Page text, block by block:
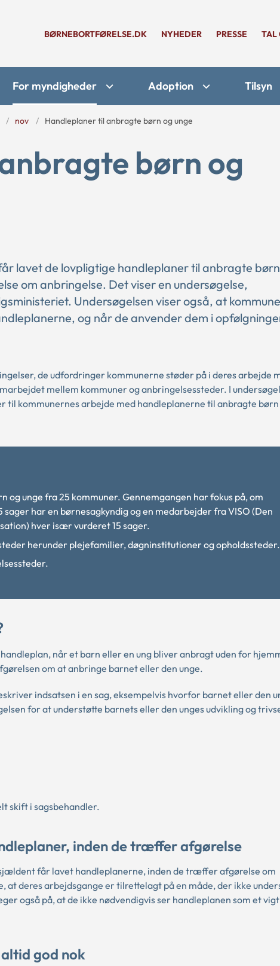
BØRNEBORTFØRELSE.DK NYHEDER PRESSE TAL
For myndigheder Adoption Tilsyn
nov Handleplaner til anbragte børn og unge
børn og
lavet de lovpligtige handleplaner til anbragte
om anbringelse. Det viser en undersøgelse,
Undersøgelsen viser også, at
og når de anvender dem i
de udfordringer kommunerne støder på i deres arbejde
mellem kommuner og anbringelsessteder. I
til kommunernes arbejde med handleplanerne til anbragte børn
og unge fra 25 kommuner. Gennemgangen har fokus på, om
har en børnesagkyndig og en medarbejder fra VISO (Den
hver især vurderet 15 sager.
herunder plejefamilier, døgninstitutioner og opholdssteder.
når et barn eller en ung bliver anbragt uden for
om at anbringe barnet eller den unge.
indsatsen i en sag, eksempelvis hvorfor barnet eller den
for at understøtte barnets eller den unges udvikling og
skift i sagsbehandler.
inden de træffer afgørelse
får lavet handleplanerne, inden de træffer afgørelse om
deres arbejdsgange er tilrettelagt på en måde, der ikke
også på, at de ikke nødvendigvis ser handleplanen som et
god nok